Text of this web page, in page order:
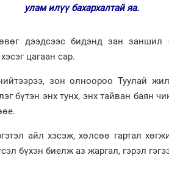
улам илүү бахархалтай яа.
дээдсээс бидэнд зан заншил
цагаан сар.
зон олноороо Туулай
бүтэн энх тунх, энх тайван баян
айл хэсэж, хөлсөө гартал
бүхэн биелж аз жаргал, гэрэл